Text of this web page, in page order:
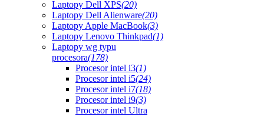
Laptopy Dell XPS(20)
Laptopy Dell Alienware(20)
Laptopy Apple MacBook(3)
Laptopy Lenovo Thinkpad(1)
Laptopy wg typu
procesora(178)
Procesor intel i3(1)
Procesor intel i5(24)
Procesor intel i7(18)
Procesor intel i9(3)
Procesor intel Ultra